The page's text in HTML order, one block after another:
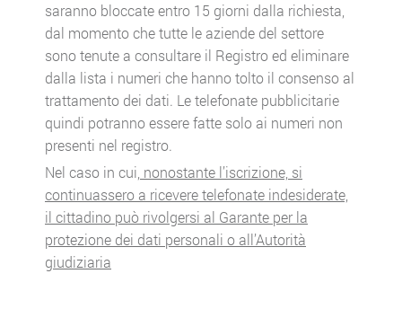
saranno bloccate entro 15 giorni dalla richiesta,
dal momento che tutte le aziende del settore
sono tenute a consultare il Registro ed eliminare
dalla lista i numeri che hanno tolto il consenso al
trattamento dei dati. Le telefonate pubblicitarie
quindi potranno essere fatte solo ai numeri non
presenti nel registro.
Nel caso in cui , nonostante l’iscrizione, si
continuassero a ricevere telefonate indesiderate,
il cittadino può rivolgersi al Garante per la
protezione dei dati personali o all’Autorità
giudiziaria